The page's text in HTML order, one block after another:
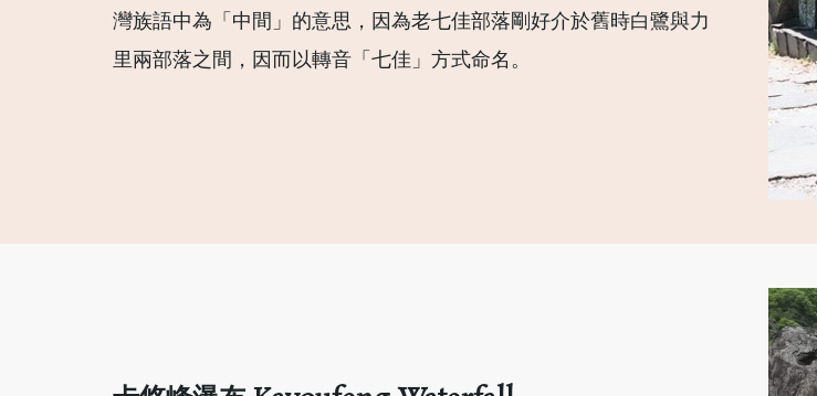
灣族語中為「中間」的意思，因為老七佳部落剛好介於舊時白鷺與力
里兩部落之間，因而以轉音「七佳」方式命名。